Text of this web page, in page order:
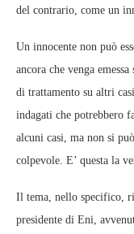
del contrario, come un
Un innocente non può
ancora che venga
di trattamento su altri
indagati che potrebbero
alcuni casi, ma non si
colpevole. E’ questa la
Il tema, nello specifico,
presidente di Eni,